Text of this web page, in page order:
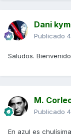
Dani kym
Publicado
Saludos.
M.
Publicado
En azul es